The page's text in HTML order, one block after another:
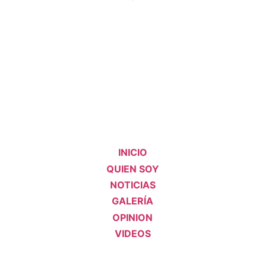
INICIO
QUIEN SOY
NOTICIAS
GALERÍA
OPINION
VIDEOS